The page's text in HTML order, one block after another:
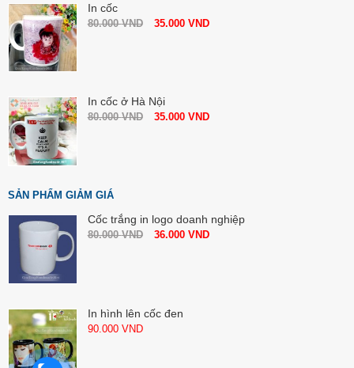
In cốc
80.000VND 35.000 VND
In cốc ở Hà Nội
80.000VND 35.000 VND
SẢN PHẨM GIẢM GIÁ
Cốc trắng in logo doanh nghiệp
80.000VND 36.000 VND
In hình lên cốc đen
90.000 VND